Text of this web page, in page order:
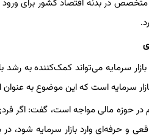
در بدنه اقتصاد کشور برای
بازار سرمایه می‌تواند کمک‌کننده به
سرمایه است که این موضوع به
در حوزه مالی مواجه است، گفت: اگر
و حرفه‌ای وارد بازار سرمایه